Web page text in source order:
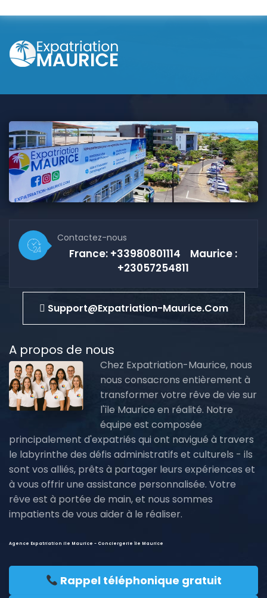
Contactez-nous
France: +33980801114 Maurice :
+23057254811
Support@expatriation-Maurice.com
A propos de nous
Chez Expatriation-Maurice, nous
nous consacrons entièrement à
transformer votre rêve de vie sur
l'île Maurice en réalité. Notre
équipe est composée
principalement d'expatriés qui ont navigué à travers
le labyrinthe des défis administratifs et culturels - ils
sont vos alliés, prêts à partager leurs expériences et
à vous offrir une assistance personnalisée. Votre
rêve est à portée de main, et nous sommes
impatients de vous aider à le réaliser.
Agence Expatriation ile Maurice - Conciergerie île Maurice
Rappel téléphonique gratuit